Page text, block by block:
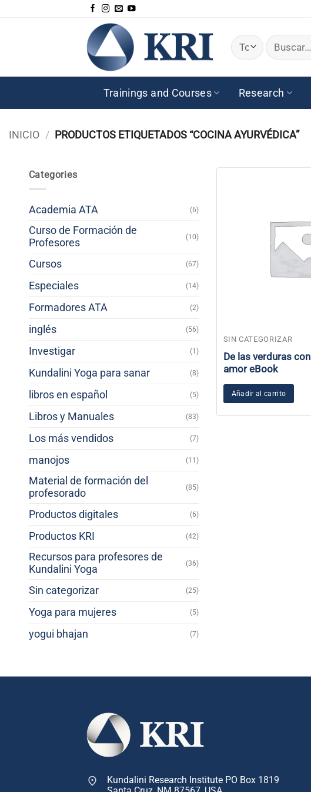
Buscar
por:
Trainings and Courses Research
INICIO / PRODUCTOS ETIQUETADOS “COCINA AYURVÉDICA”
Categories
Academia ATA (6)
Curso de Formación de
Profesores
(10)
Cursos (67)
Especiales (14)
Formadores ATA (2)
inglés (56)
Investigar (1)
Kundalini Yoga para sanar (8)
libros en español (5)
Libros y Manuales (83)
Los más vendidos (7)
manojos (11)
Material de formación del
profesorado
(85)
Productos digitales (6)
Productos KRI (42)
Recursos para profesores de
Kundalini Yoga
(36)
Sin categorizar (25)
Yoga para mujeres (5)
yogui bhajan (7)
SIN CATEGORIZAR
De las verduras con
amor eBook
Añadir al carrito
Kundalini Research Institute PO Box 1819